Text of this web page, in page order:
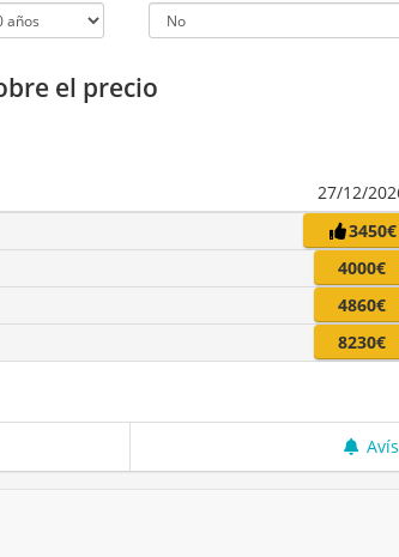
el precio
27/12/
3450€
4000€
4860€
8230€